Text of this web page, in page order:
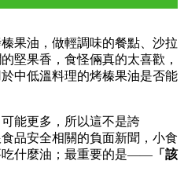
果油，做輕調味的餐點、沙拉
堅果香，食怪倆真的太喜歡，
中低溫料理的烤榛果油是否能
能更多，所以這不是誇
品安全相關的負面新聞，小食
吃什麼油；最重要的是—— 「該